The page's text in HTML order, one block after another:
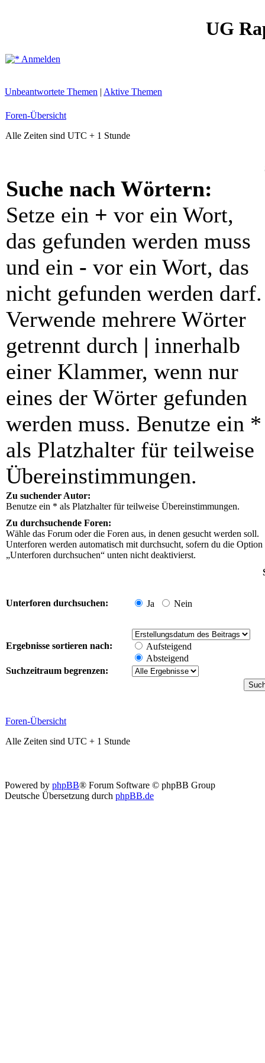
UG
Anmelden
Unbeantwortete Themen | Aktive Themen
Foren-Übersicht
Alle Zeiten sind UTC + 1 Stunde
Suche nach Wörtern:
Setze ein + vor ein Wort,
das gefunden werden muss
und ein - vor ein Wort, das
nicht gefunden werden darf.
Verwende mehrere Wörter
getrennt durch | innerhalb
einer Klammer, wenn nur
eines der Wörter gefunden
werden muss. Benutze ein *
als Platzhalter für teilweise
Übereinstimmungen.
Zu suchender Autor:
Benutze ein * als Platzhalter für teilweise Übereinstimmungen.
Zu durchsuchende Foren:
Wähle das Forum oder die Foren aus, in denen gesucht werden soll.
Unterforen werden automatisch mit durchsucht, sofern du die Option
„Unterforen durchsuchen“ unten nicht deaktivierst.
Unterforen durchsuchen: Ja Nein
Ergebnisse sortieren nach:
Aufsteigend
Absteigend
Suchzeitraum begrenzen:
Foren-Übersicht
Alle Zeiten sind UTC + 1 Stunde
Powered by phpBB® Forum Software © phpBB Group
Deutsche Übersetzung durch phpBB.de